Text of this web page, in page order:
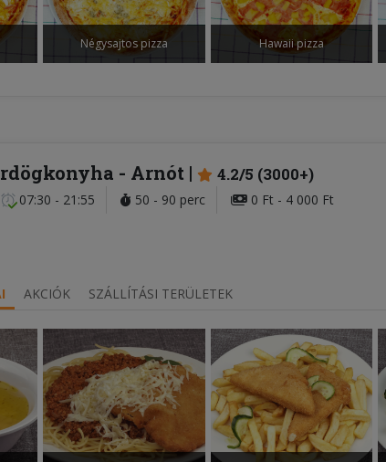
Négysajtos pizza Hawaii pizza
- Arnót 4.2/5 (3000+)
07:30 - 21:55 50 - 90 perc 0 Ft - 4 000 Ft
AKCIÓK SZÁLLÍTÁSI TERÜLETEK